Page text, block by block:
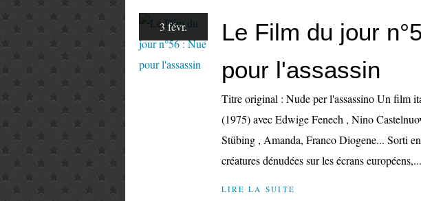
3 févr.
Le Film du jour
pour l'assassin
Titre original : Nude per l'assassino Un film
(1975) avec Edwige Fenech , Nino
Stübing , Amanda, Franco Diogene... Sorti
créatures dénudées sur les écrans européens,...
LIRE LA SUITE